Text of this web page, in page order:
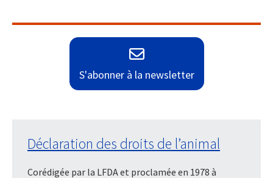
S'abonner à la newsletter
Déclaration des droits de l’animal
Corédigée par la LFDA et proclamée en 1978 à